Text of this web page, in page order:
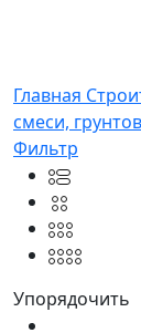
Главная
смеси,
Фильтр
Упорядочить